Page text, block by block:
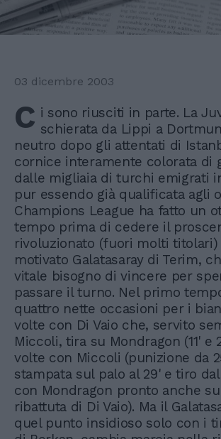
03 dicembre 2003
C i sono riusciti in parte. La
schierata da Lippi a
neutro dopo gli attentati di
cornice interamente colorata di
dalle migliaia di turchi emigrati
pur essendo già qualificata agli
Champions League ha fatto un
tempo prima di cedere il
rivoluzionato (fuori molti
motivato Galatasaray di Terim,
vitale bisogno di vincere per
passare il turno. Nel primo
quattro nette occasioni per i
volte con Di Vaio che, servito
Miccoli, tira su Mondragon (11' e
volte con Miccoli (punizione da
stampata sul palo al 29' e tiro
con Mondragon pronto anche
ribattuta di Di Vaio). Ma il
quel punto insidioso solo con i